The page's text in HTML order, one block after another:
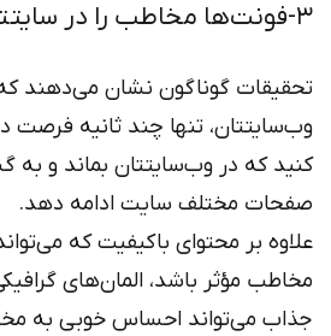
۳-فونت‌ها مخاطب را در سایتتان نگه می‌دارند!
تحقیقات گوناگون نشان می‌دهند که
وب‌سایتتان، تنها چند ثانیه فرصت
کنید که در وب‌سایتتان بماند و به
صفحات مختلف سایت ادامه دهد.
علاوه بر محتوای باکیفیت که
مخاطب مؤثر باشد، المان‌های
جذاب می‌تواند احساس خوبی به